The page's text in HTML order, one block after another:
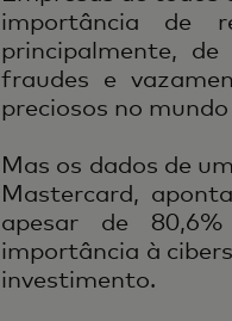
importância de
principalmente,
fraudes e
preciosos no
Mas os dados de
Mastercard,
apesar de
importância à
investimento.